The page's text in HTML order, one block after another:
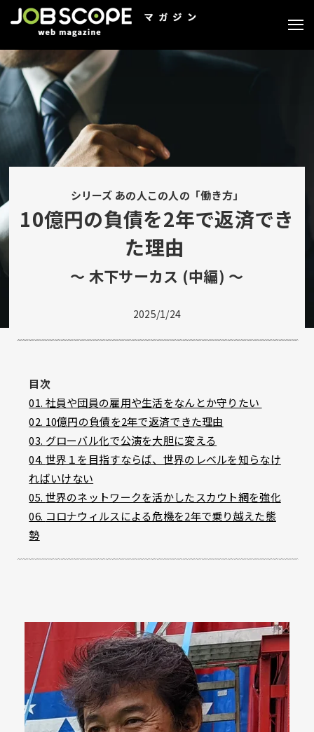
シリーズ あの人この人の「働き方」
10億円の負債を2年で返済でき
た理由
～ 木下サーカス (中編) ～
2025/1/24
目次
01. 社員や団員の雇用や生活をなんとか守りたい
02. 10億円の負債を2年で返済できた理由
03. グローバル化で公演を大胆に変える
04. 世界１を目指すならば、世界のレベルを知らなけ
ればいけない
05. 世界のネットワークを活かしたスカウト網を強化
06. コロナウィルスによる危機を2年で乗り越えた態
勢